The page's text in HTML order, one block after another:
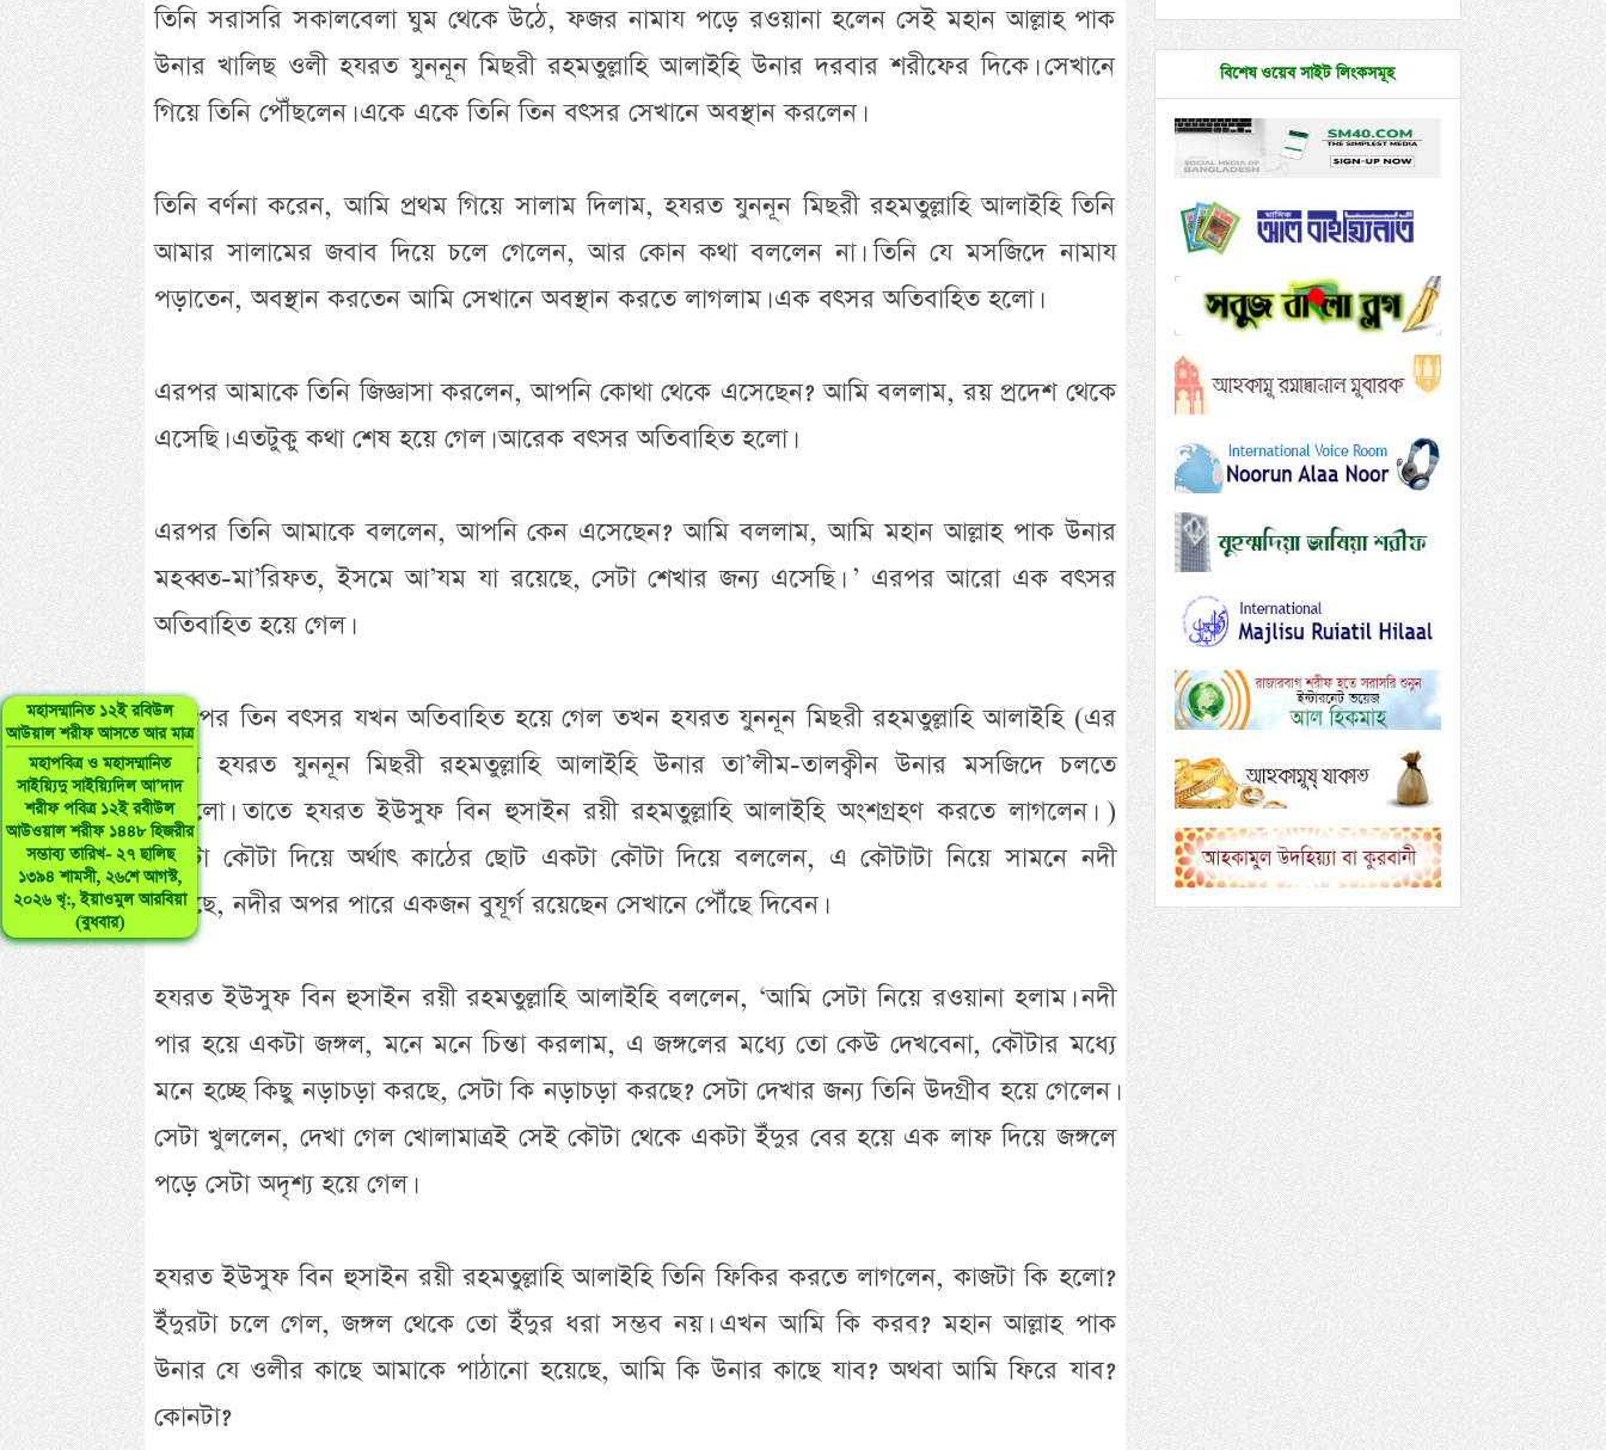
মহাসম্মানিত ১২ই রবিউল
আউয়াল শরীফ আসতে আর মাত্র
মহাপবিত্র ও মহাসম্মানিত
সাইয়্যিদু সাইয়্যিদিল আ’দাদ
শরীফ পবিত্র ১২ই রবীউল
আউওয়াল শরীফ ১৪৪৮ হিজরীর
সম্ভাব্য তারিখ- ২৭ ছালিছ
১৩৯৪ শামসী, ২৬শে আগস্ট,
২০২৬ খৃ:, ইয়াওমুল আরবিয়া
(বুধবার)
তিনি সরাসরি সকালবেলা ঘুম থেকে উঠে, ফজর নামায পড়ে রওয়ানা হলেন সেই মহান আল্লাহ পাক
উনার খালিছ ওলী হযরত যুননূন মিছরী রহমতুল্লাহি আলাইহি উনার দরবার শরীফের দিকে। সেখানে
গিয়ে তিনি পৌঁছলেন। একে একে তিনি তিন বৎসর সেখানে অবস্থান করলেন।
তিনি বর্ণনা করেন, আমি প্রথম গিয়ে সালাম দিলাম, হযরত যুননূন মিছরী রহমতুল্লাহি আলাইহি তিনি
আমার সালামের জবাব দিয়ে চলে গেলেন, আর কোন কথা বললেন না। তিনি যে মসজিদে নামায
পড়াতেন, অবস্থান করতেন আমি সেখানে অবস্থান করতে লাগলাম। এক বৎসর অতিবাহিত হলো।
এরপর আমাকে তিনি জিজ্ঞাসা করলেন, আপনি কোথা থেকে এসেছেন? আমি বললাম, রয় প্রদেশ থেকে
এসেছি। এতটুকু কথা শেষ হয়ে গেল। আরেক বৎসর অতিবাহিত হলো।
এরপর তিনি আমাকে বললেন, আপনি কেন এসেছেন? আমি বললাম, আমি মহান আল্লাহ পাক উনার
মহব্বত-মা’রিফত, ইসমে আ’যম যা রয়েছে, সেটা শেখার জন্য এসেছি। ’ এরপর আরো এক বৎসর
অতিবাহিত হয়ে গেল।
অতঃপর তিন বৎসর যখন অতিবাহিত হয়ে গেল তখন হযরত যুননূন মিছরী রহমতুল্লাহি আলাইহি (এর
মধ্যে হযরত যুননূন মিছরী রহমতুল্লাহি আলাইহি উনার তা’লীম-তালক্বীন উনার মসজিদে চলতে
থাকলো। তাতে হযরত ইউসুফ বিন হুসাইন রয়ী রহমতুল্লাহি আলাইহি অংশগ্রহণ করতে লাগলেন। )
একটা কৌটা দিয়ে অর্থাৎ কাঠের ছোট একটা কৌটা দিয়ে বললেন, এ কৌটাটা নিয়ে সামনে নদী
রয়েছে, নদীর অপর পারে একজন বুযূর্গ রয়েছেন সেখানে পৌঁছে দিবেন।
হযরত ইউসুফ বিন হুসাইন রয়ী রহমতুল্লাহি আলাইহি বললেন, ‘আমি সেটা নিয়ে রওয়ানা হলাম। নদী
পার হয়ে একটা জঙ্গল, মনে মনে চিন্তা করলাম, এ জঙ্গলের মধ্যে তো কেউ দেখবেনা, কৌটার মধ্যে
মনে হচ্ছে কিছু নড়াচড়া করছে, সেটা কি নড়াচড়া করছে? সেটা দেখার জন্য তিনি উদগ্রীব হয়ে গেলেন।
সেটা খুললেন, দেখা গেল খোলামাত্রই সেই কৌটা থেকে একটা ইঁদুর বের হয়ে এক লাফ দিয়ে জঙ্গলে
পড়ে সেটা অদৃশ্য হয়ে গেল।
হযরত ইউসুফ বিন হুসাইন রয়ী রহমতুল্লাহি আলাইহি তিনি ফিকির করতে লাগলেন, কাজটা কি হলো?
ইঁদুরটা চলে গেল, জঙ্গল থেকে তো ইঁদুর ধরা সম্ভব নয়। এখন আমি কি করব? মহান আল্লাহ পাক
উনার যে ওলীর কাছে আমাকে পাঠানো হয়েছে, আমি কি উনার কাছে যাব? অথবা আমি ফিরে যাব?
কোনটা?
বিশেষ ওয়েব সাইট লিংকসমূহ